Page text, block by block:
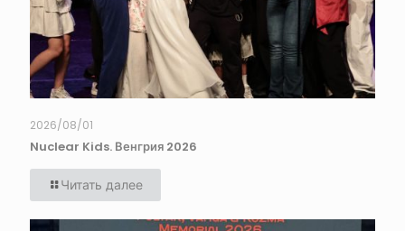
2026/08/01
Nuclear Kids. Венгрия 2026
Читать далее